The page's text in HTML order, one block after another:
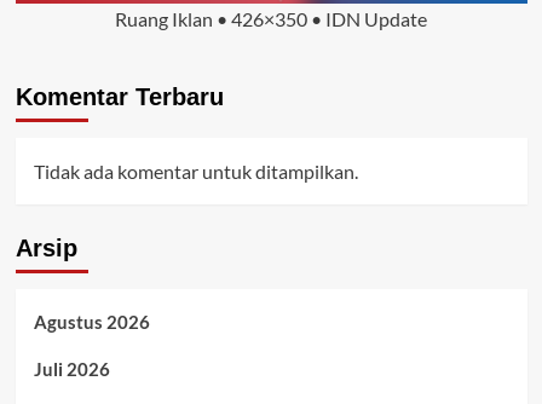
Ruang Iklan • 426×350 • IDN Update
Komentar Terbaru
Tidak ada komentar untuk ditampilkan.
Arsip
Agustus 2026
Juli 2026